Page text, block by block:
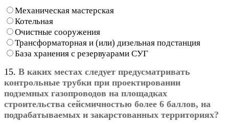
Механическая мастерская
Котельная
Очистные сооружения
Трансформаторная и (или) дизельная подстанция
База хранения с резервуарами СУГ
15. В каких местах следует предусматривать
контрольные трубки при проектировании
подземных газопроводов на площадках
строительства сейсмичностью более 6 баллов, на
подрабатываемых и закарстованных территориях?